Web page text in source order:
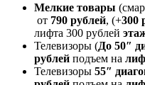
Мелкие товары
от 790 рублей, (+300
лифта 300 рублей
Телевизоры (До 50″
рублей подъем на
Телевизоры 55″